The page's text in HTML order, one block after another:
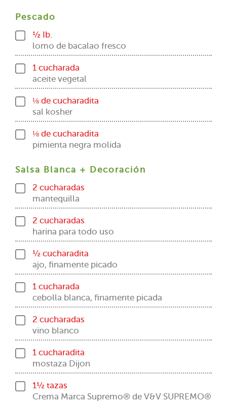
Pescado
½ Ib.
lomo de bacalao fresco
1 cucharada
aceite vegetal
⅛ de cucharadita
sal kosher
⅛ de cucharadita
pimienta negra molida
Salsa Blanca + Decoración
2 cucharadas
mantequilla
2 cucharadas
harina para todo uso
½ cucharadita
ajo, finamente picado
1 cucharada
cebolla blanca, finamente picada
2 cucharadas
vino blanco
1 cucharadita
mostaza Dijon
1½ tazas
Crema Marca Supremo® de V&V SUPREMO®